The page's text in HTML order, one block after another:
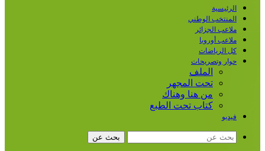
الرئيسية
المنتخب الوطني
ملاعب الجزائر
ملاعب أوروبا
كل الرياضات
حوار وتصريحات
الملف
تحت المجهر
من هنا وهناك
كتاب تحت الطبع
فيديو
بحث عن